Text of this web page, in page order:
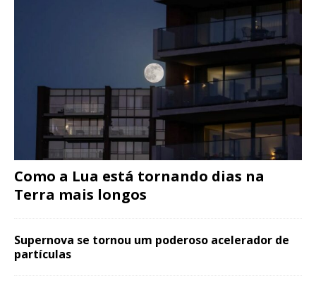
Como a Lua está tornando dias na
Terra mais longos
Supernova se tornou um poderoso acelerador de
partículas